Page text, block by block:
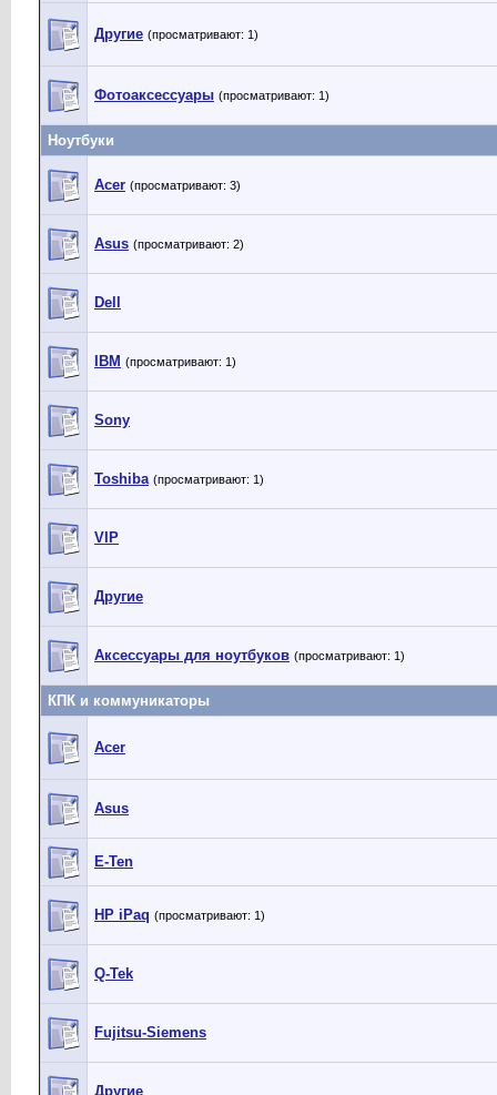
Другие (просматривают: 1)
Фотоаксессуары (просматривают: 1)
Ноутбуки
Acer (просматривают: 3)
Asus (просматривают: 2)
Dell
IBM (просматривают: 1)
Sony
Toshiba (просматривают: 1)
VIP
Другие
Аксессуары для ноутбуков (просматривают: 1)
КПК и коммуникаторы
Acer
Asus
E-Ten
HP iPaq (просматривают: 1)
Q-Tek
Fujitsu-Siemens
Другие